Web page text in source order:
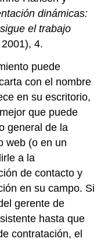
dinámicas:
el trabajo
4.
puede
con el nombre
en su escritorio,
que puede
general de la
web (o en un
a la
de contacto y
en su campo. Si
gerente de
hasta que
contratación, el